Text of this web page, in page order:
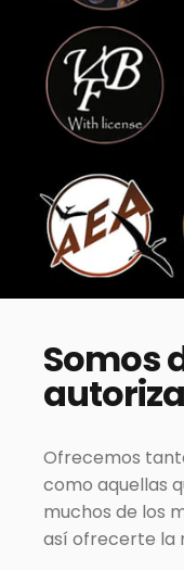
Somos
Ofrecemos
como aquellas
muchos de los
así ofrecerte la